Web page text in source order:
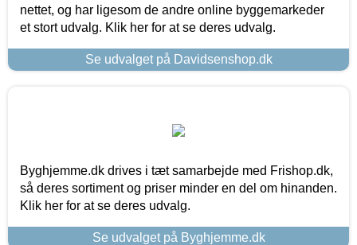
nettet, og har ligesom de andre online byggemarkeder
et stort udvalg. Klik her for at se deres udvalg.
Se udvalget på Davidsenshop.dk
Byghjemme.dk drives i tæt samarbejde med Frishop.dk,
så deres sortiment og priser minder en del om hinanden.
Klik her for at se deres udvalg.
Se udvalget på Byghjemme.dk